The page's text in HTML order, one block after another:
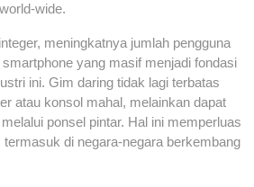
wide.
meningkatnya jumlah pengguna
yang masif menjadi fondasi
ini. Gim daring tidak lagi terbatas
atau konsol mahal, melainkan dapat
ponsel pintar. Hal ini memperluas
di negara-negara berkembang